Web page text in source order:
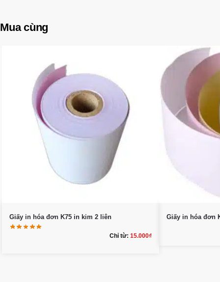
Mua cùng
Giấy in hóa đơn K75 in kim 2 liên
Chỉ từ: 15.000₫
Giấy in hóa đơn